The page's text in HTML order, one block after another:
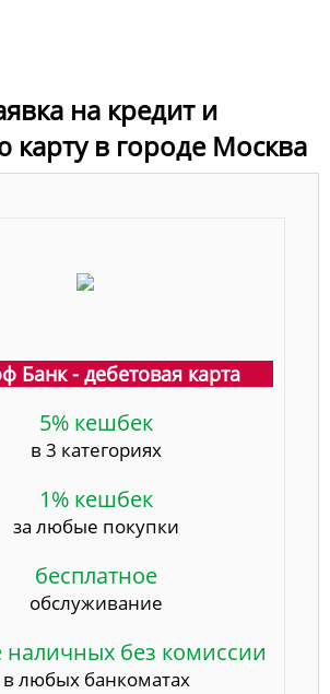
на кредит и
карту в городе Москва
Банк - дебетовая карта
5% кешбек
в 3 категориях
1% кешбек
за любые покупки
бесплатное
обслуживание
наличных без комиссии
в любых банкоматах